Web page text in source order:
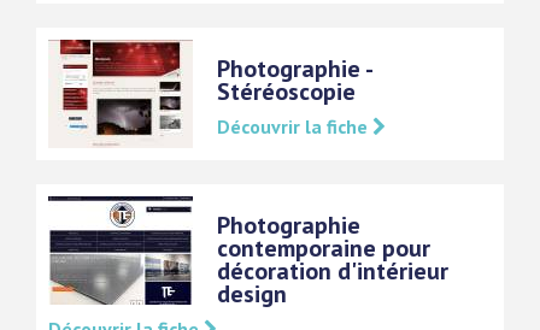
Photographie -
Stéréoscopie
Découvrir la fiche
Photographie
contemporaine pour
décoration d'intérieur
design